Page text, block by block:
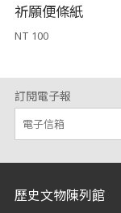
祈願便條紙
NT 100
訂閱電子報
:::
歷史文物陳列館